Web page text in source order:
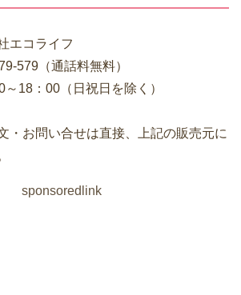
エコライフ
579（通話料無料）
18：00（日祝日を除く）
・お問い合せは直接、上記の販売元に
sponsoredlink